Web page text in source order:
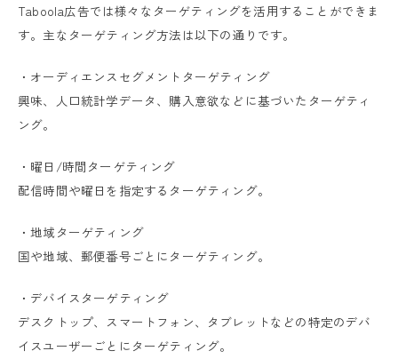
Taboola広告では様々なターゲティングを活用することができま
す。主なターゲティング方法は以下の通りです。
・オーディエンスセグメントターゲティング
興味、人口統計学データ、購入意欲などに基づいたターゲティ
ング。
・曜日/時間ターゲティング
配信時間や曜日を指定するターゲティング。
・地域ターゲティング
国や地域、郵便番号ごとにターゲティング。
・デバイスターゲティング
デスクトップ、スマートフォン、タブレットなどの特定のデバ
イスユーザーごとにターゲティング。